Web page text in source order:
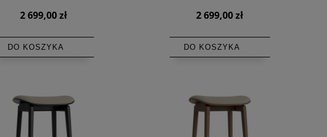
2 699,00 zł
DO KOSZYKA
2 699,00 zł
DO KOSZYKA